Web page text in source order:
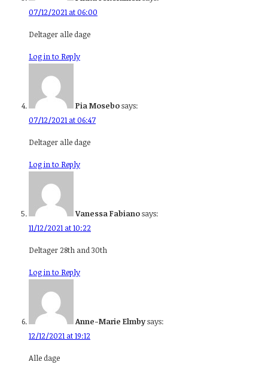
07/12/2021 at 06:00
Deltager alle dage
Log in to Reply
Pia Mosebosays:
07/12/2021 at 06:47
Deltager alle dage
Log in to Reply
Vanessa Fabianosays:
11/12/2021 at 10:22
Deltager 28th and 30th
Log in to Reply
Anne-Marie Elmbysays:
12/12/2021 at 19:12
Alle dage